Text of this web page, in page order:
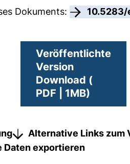
Dokuments:
Veröffentlichte
Version
Download (
PDF | 1MB)
Alternative Links zum
Daten exportieren